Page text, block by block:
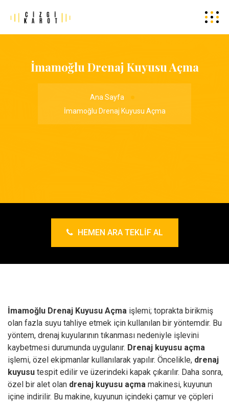
İmamoğlu Drenaj Kuyusu Açma
Ana Sayfa
İmamoğlu Drenaj Kuyusu Açma
HEMEN ARA TEKLIF AL
İmamoğlu Drenaj Kuyusu Açma işlemi; toprakta birikmiş
olan fazla suyu tahliye etmek için kullanılan bir yöntemdir. Bu
yöntem, drenaj kuyularının tıkanması nedeniyle işlevini
kaybetmesi durumunda uygulanır. Drenaj kuyusu açma
işlemi, özel ekipmanlar kullanılarak yapılır. Öncelikle, drenaj
kuyusu tespit edilir ve üzerindeki kapak çıkarılır. Daha sonra,
özel bir alet olan drenaj kuyusu açma makinesi, kuyunun
içine indirilir. Bu makine, kuyunun içindeki çamur ve çöpleri